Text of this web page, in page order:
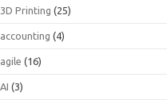
3D Printing (25)
accounting (4)
agile (16)
AI (3)